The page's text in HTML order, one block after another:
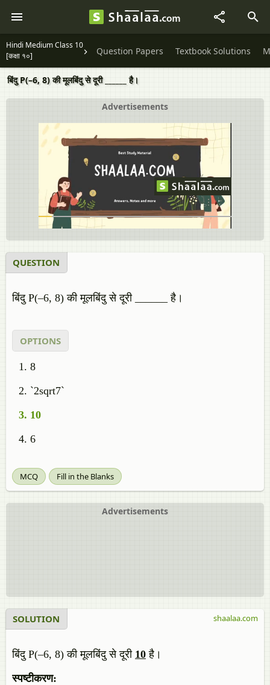
Hindi Medium Class 10
[कक्षा १०]
Question Papers Textbook Solutions
बिंदु P(–6, 8) की मूलबिंदु से दूरी ______ है।
Advertisements
QUESTION
बिंदु P(–6, 8) की मूलबिंदु से दूरी ______ है।
OPTIONS
8
`2sqrt7`
10
6
MCQ Fill in the Blanks
Advertisements
SOLUTION
बिंदु P(–6, 8) की मूलबिंदु से दूरी 10 है।
स्पष्टीकरण:
shaalaa.com